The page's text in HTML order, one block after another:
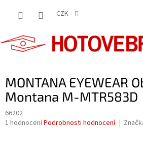
CZK
MONTANA EYEWEAR
Montana M-MTR583D
66202
Průměrné
1 hodnoceníPodrobnosti hodnocení